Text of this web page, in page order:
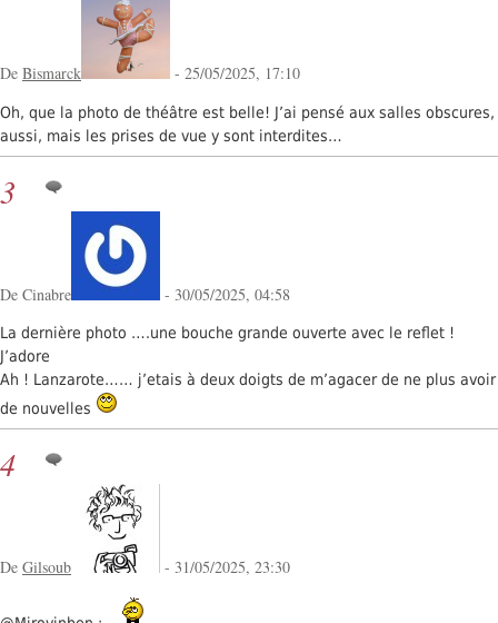
De Bismarck - 25/05/2025, 17:10
Oh, que la photo de théâtre est belle! J’ai pensé aux salles obscures,
aussi, mais les prises de vue y sont interdites…
3
De Cinabre - 30/05/2025, 04:58
La dernière photo ….une bouche grande ouverte avec le reflet !
J’adore
Ah ! Lanzarote…… j’etais à deux doigts de m’agacer de ne plus avoir
de nouvelles
4
De Gilsoub - 31/05/2025, 23:30